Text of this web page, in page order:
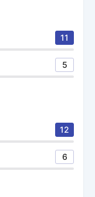
11
5
12
6